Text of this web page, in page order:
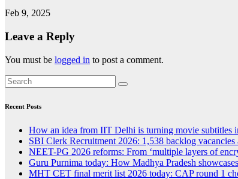
Feb 9, 2025
Leave a Reply
You must be logged in to post a comment.
Recent Posts
How an idea from IIT Delhi is turning movie
SBI Clerk Recruitment 2026: 1,538 backlog
NEET-PG 2026 reforms: From ‘multiple layers of
Guru Purnima today: How Madhya Pradesh
MHT CET final merit list 2026 today: CAP round 1